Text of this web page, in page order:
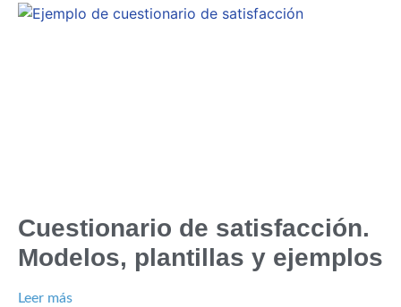
Cuestionario de satisfacción.
Modelos, plantillas y ejemplos
Leer más